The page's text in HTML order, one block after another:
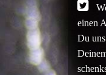
einen
Du